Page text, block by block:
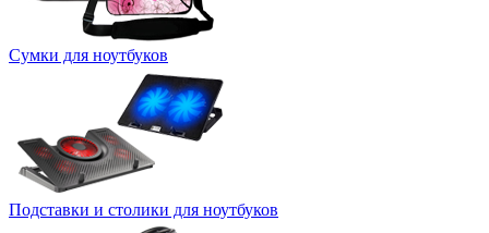
Сумки для ноутбуков
Подставки и столики для ноутбуков